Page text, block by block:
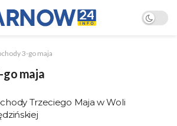
3-go maja
go maja
Trzeciego Maja w Woli